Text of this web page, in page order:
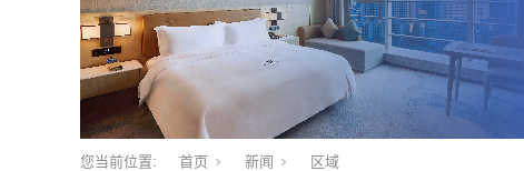
您当前位置: 首页 新闻 区域